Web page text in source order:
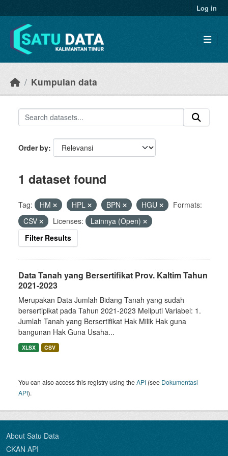
Log in
Kumpulan data
Order by
1 dataset found
Tag: HM HPL BPN HGU
Formats:
CSV
Licenses:
Lainnya (Open)
Filter Results
Data Tanah yang Bersertifikat Prov. Kaltim Tahun
2021-2023
Merupakan Data Jumlah Bidang Tanah yang sudah
bersertipikat pada Tahun 2021-2023 Meliputi Variabel: 1.
Jumlah Tanah yang Bersertifikat Hak Milik Hak guna
bangunan Hak Guna Usaha...
XLSX CSV
You can also access this registry using theAPI (see Dokumentasi
API).
About Satu Data
CKAN API